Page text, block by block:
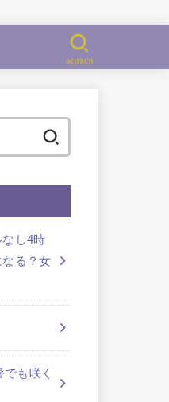
SEARCH
し4時
る？女
も咲く